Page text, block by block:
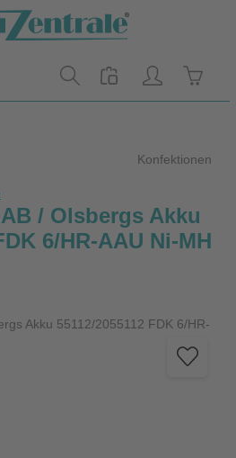
Konfektionen
von 0 von 5 Sternen
/ Olsbergs Akku
6/HR-AAU Ni-MH